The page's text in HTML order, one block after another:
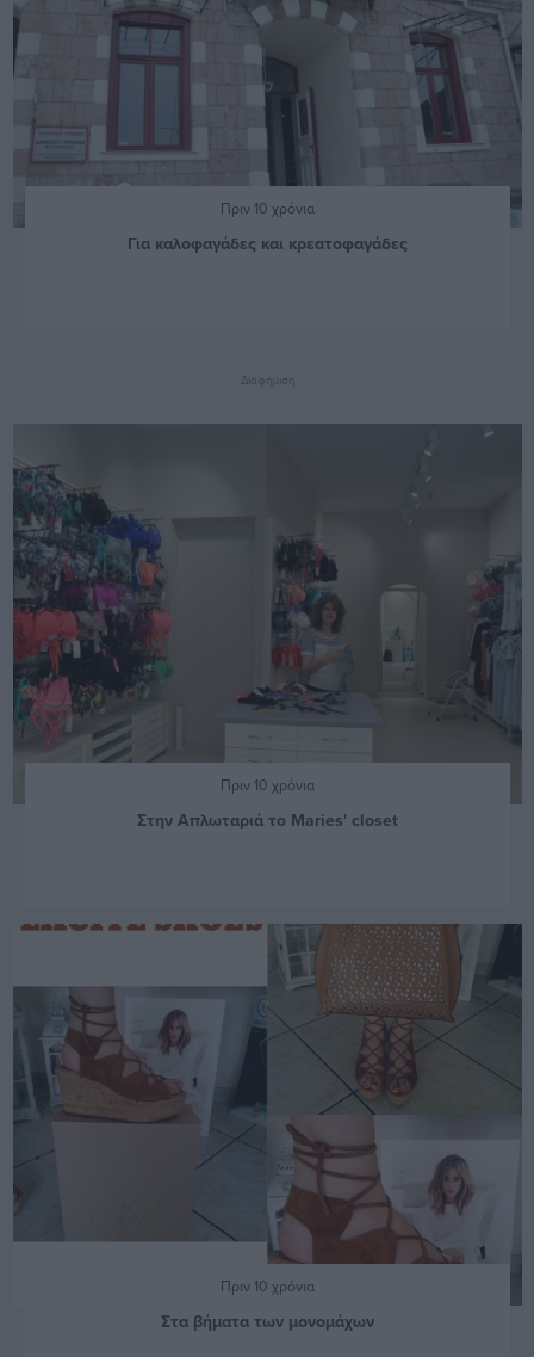
Πριν 10 χρόνια
Για καλοφαγάδες και κρεατοφαγάδες
Διαφήμιση
Πριν 10 χρόνια
Στην Απλωταριά το Maries' closet
Πριν 10 χρόνια
Στα βήματα των μονομάχων